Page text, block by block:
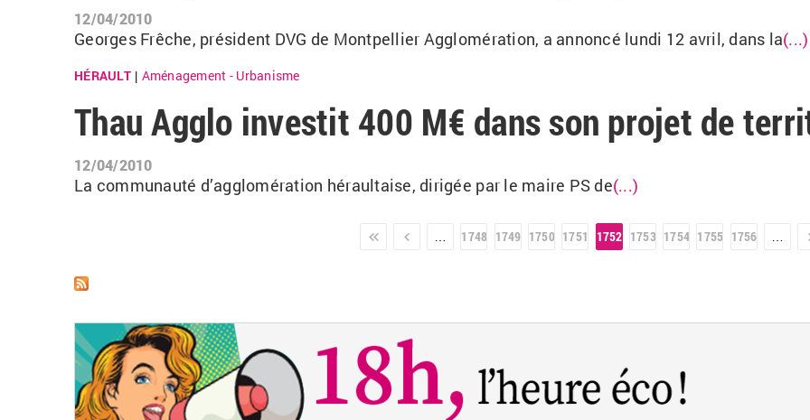
12/04/2010
Georges Frêche, président DVG de Montpellier Agglomération, a annoncé lundi 12 avril, dans la(...)
HÉRAULT| Aménagement - Urbanisme
Thau Agglo investit 400 M€ dans son projet de
12/04/2010
La communauté d’agglomération héraultaise, dirigée par le maire PS de(...)
1748 1749 1750 1751 1752 1753 1754 1755 1756
suivant ›dernier »